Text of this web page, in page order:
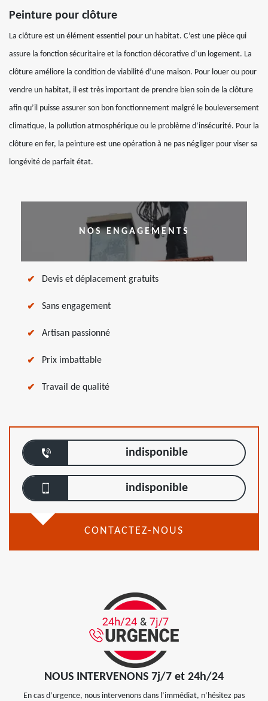
Peinture pour clôture
La clôture est un élément essentiel pour un habitat. C’est une pièce qui
assure la fonction sécuritaire et la fonction décorative d’un logement. La
clôture améliore la condition de viabilité d’une maison. Pour louer ou pour
vendre un habitat, il est très important de prendre bien soin de la clôture
afin qu’il puisse assurer son bon fonctionnement malgré le bouleversement
climatique, la pollution atmosphérique ou le problème d’insécurité. Pour la
clôture en fer, la peinture est une opération à ne pas négliger pour viser sa
longévité de parfait état.
NOS ENGAGEMENTS
Devis et déplacement gratuits
Sans engagement
Artisan passionné
Prix imbattable
Travail de qualité
indisponible
indisponible
CONTACTEZ-NOUS
NOUS INTERVENONS 7j/7 et 24h/24
En cas d’urgence, nous intervenons dans l’immédiat, n’hésitez pas